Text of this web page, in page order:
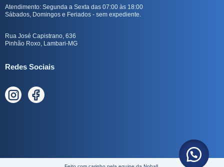
Atendimento: Segunda a Sexta das 07:00 às 18:00
Sábados, Domingos e Feriados - sem expediente.
Rua José Capistrano, 636
Pinhão Roxo, Lambari-MG
Redes Sociais